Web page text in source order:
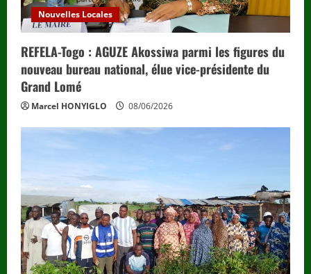
Nouvelles Locales
REFELA-Togo : AGUZE Akossiwa parmi les figures du
nouveau bureau national, élue vice-présidente du
Grand Lomé
Marcel HONYIGLO 08/06/2026